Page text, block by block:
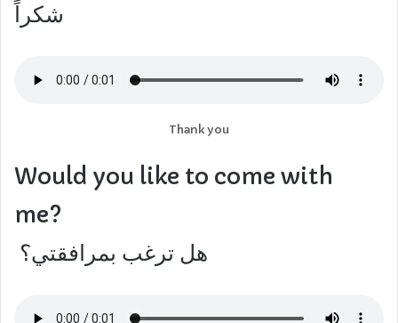
شكراً
Thank you
Would you like to come with
me?
هل ترغب بمرافقتي؟